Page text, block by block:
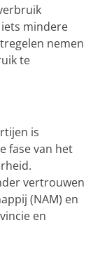
mindere
nemen
te
is
fase van het
vertrouwen
(NAM) en
en